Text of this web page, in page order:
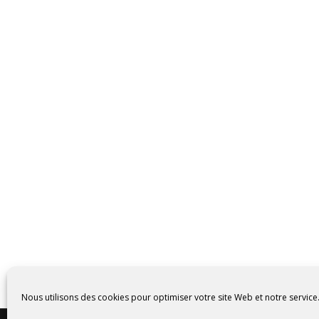
Nous utilisons des cookies pour optimiser votre site Web et notre service.